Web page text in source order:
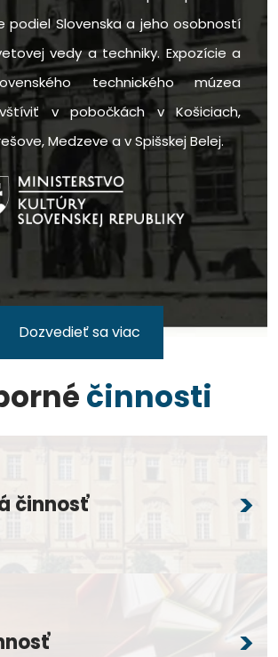
podiel Slovenska a jeho osobností
vedy a techniky. Expozície a
technického múzea
v pobočkách v Košiciach,
Medzeve a v Spišskej Belej.
Dozvedieť sa viac
činnosti
činnosť